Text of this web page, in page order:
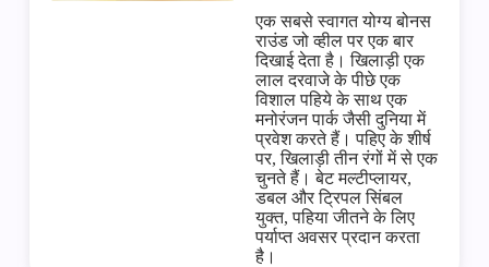
एक सबसे स्वागत योग्य बोनस
राउंड जो व्हील पर एक बार
दिखाई देता है। खिलाड़ी एक
लाल दरवाजे के पीछे एक
विशाल पहिये के साथ एक
मनोरंजन पार्क जैसी दुनिया में
प्रवेश करते हैं। पहिए के शीर्ष
पर, खिलाड़ी तीन रंगों में से एक
चुनते हैं। बेट मल्टीप्लायर,
डबल और ट्रिपल सिंबल
युक्त, पहिया जीतने के लिए
पर्याप्त अवसर प्रदान करता
है।